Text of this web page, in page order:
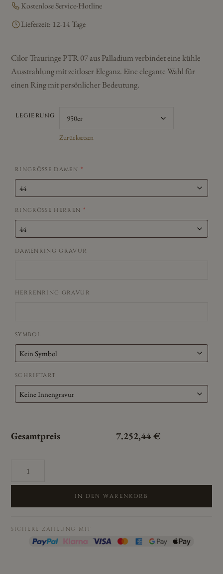
Kostenlose Service-Hotline
Lieferzeit: 12-14 Tage
Cilor Trauringe PTR 07 aus Palladium verbindet eine kühle
Ausstrahlung mit zeitloser Eleganz. Eine elegante Wahl für
einen Ring mit persönlicher Bedeutung.
LEGIERUNG
Zurücksetzen
RINGRÖSSE DAMEN *
RINGRÖSSE HERREN *
DAMENRING GRAVUR
HERRENRING GRAVUR
SYMBOL
SCHRIFTART
Gesamtpreis 7.252,44 €
Eheringe/Trauringe
Palladium
07
IN DEN WARENKORB
SICHERE ZAHLUNG MIT